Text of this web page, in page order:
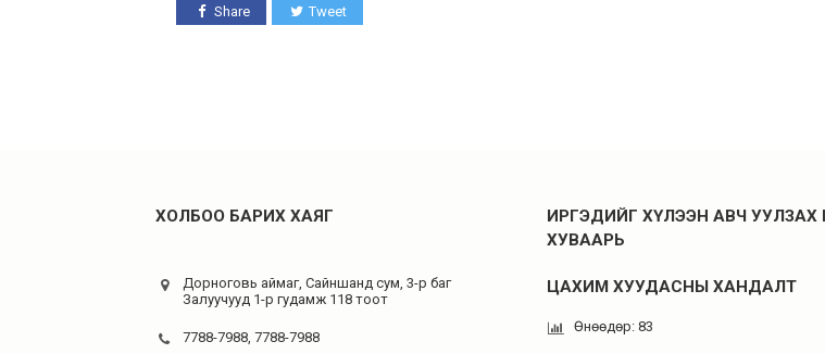
Share Tweet
ХОЛБОО БАРИХ ХАЯГ
Дорноговь аймаг, Сайншанд сум, 3-р баг
Залуучууд 1-р гудамж 118 тоот
7788-7988, 7788-7988
ИРГЭДИЙГ ХҮЛЭЭН АВЧ УУЛЗАХ
ХУВААРЬ
ЦАХИМ ХУУДАСНЫ ХАНДАЛТ
Өнөөдөр: 83